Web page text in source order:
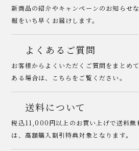
新商品の紹介やキャンペーンのお知らせ
報をいち早くお届けします。
よくあるご質問
お客様からよくいただくご質問をまとめ
ある場合は、こちらをご覧ください。
送料について
税込11,000円以上のお買い上げで送料無
は、高額購入割引特典対象となります。